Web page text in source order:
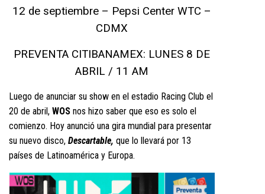
12 de septiembre – Pepsi Center WTC –
CDMX
PREVENTA CITIBANAMEX: LUNES 8 DE
ABRIL / 11 AM
Luego de anunciar su show en el estadio Racing Club el
20 de abril, WOS nos hizo saber que eso es solo el
comienzo. Hoy anunció una gira mundial para presentar
su nuevo disco, Descartable, que lo llevará por 13
países de Latinoamérica y Europa.